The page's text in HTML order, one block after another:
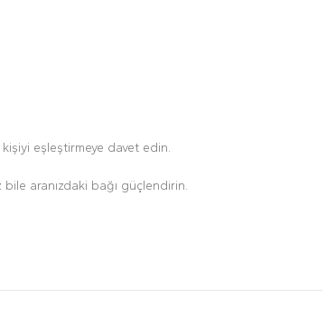
eşleştirmeye davet edin.
aranızdaki bağı güçlendirin.